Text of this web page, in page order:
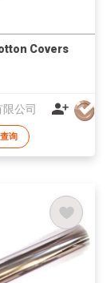
Covers
公司
查询